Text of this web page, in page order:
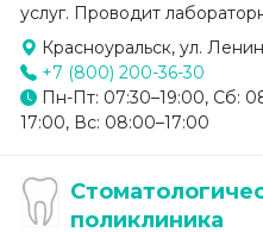
услуг. Проводит
Красноуральск, ул.
+7 (800) 200-36-30
Пн-Пт: 07:30–19:00, Сб:
17:00, Вс: 08:00–17:00
поликлиника